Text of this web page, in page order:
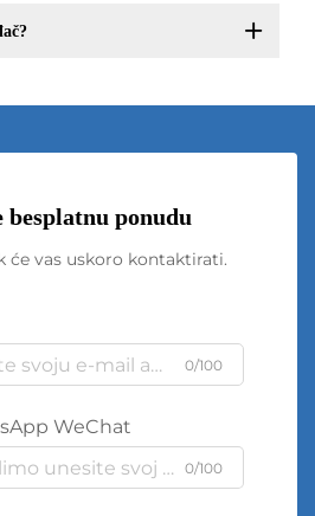
besplatnu ponudu
će vas uskoro kontaktirati.
0/100
WeChat
0/100